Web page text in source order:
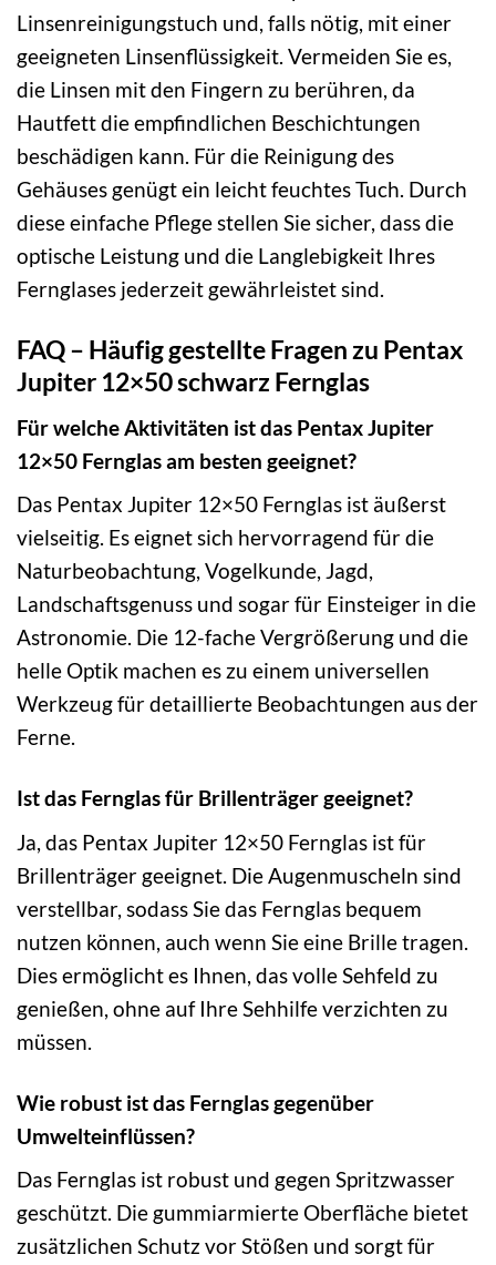
Linsenreinigungstuch und, falls nötig, mit einer
geeigneten Linsenflüssigkeit. Vermeiden Sie es,
die Linsen mit den Fingern zu berühren, da
Hautfett die empfindlichen Beschichtungen
beschädigen kann. Für die Reinigung des
Gehäuses genügt ein leicht feuchtes Tuch. Durch
diese einfache Pflege stellen Sie sicher, dass die
optische Leistung und die Langlebigkeit Ihres
Fernglases jederzeit gewährleistet sind.
FAQ – Häufig gestellte Fragen zu Pentax
Jupiter 12×50 schwarz Fernglas
Für welche Aktivitäten ist das Pentax Jupiter
12×50 Fernglas am besten geeignet?
Das Pentax Jupiter 12×50 Fernglas ist äußerst
vielseitig. Es eignet sich hervorragend für die
Naturbeobachtung, Vogelkunde, Jagd,
Landschaftsgenuss und sogar für Einsteiger in die
Astronomie. Die 12-fache Vergrößerung und die
helle Optik machen es zu einem universellen
Werkzeug für detaillierte Beobachtungen aus der
Ferne.
Ist das Fernglas für Brillenträger geeignet?
Ja, das Pentax Jupiter 12×50 Fernglas ist für
Brillenträger geeignet. Die Augenmuscheln sind
verstellbar, sodass Sie das Fernglas bequem
nutzen können, auch wenn Sie eine Brille tragen.
Dies ermöglicht es Ihnen, das volle Sehfeld zu
genießen, ohne auf Ihre Sehhilfe verzichten zu
müssen.
Wie robust ist das Fernglas gegenüber
Umwelteinflüssen?
Das Fernglas ist robust und gegen Spritzwasser
geschützt. Die gummiarmierte Oberfläche bietet
zusätzlichen Schutz vor Stößen und sorgt für